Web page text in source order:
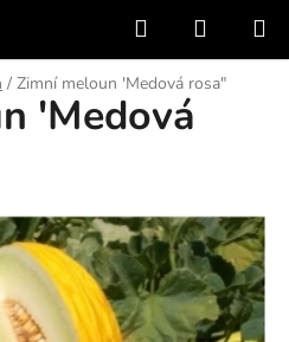
Hľadať
KOŠÍK
/ Zimní meloun 'Medová rosa"
'Medová